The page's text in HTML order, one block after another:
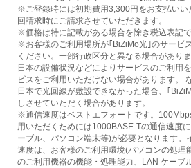
※ご登録時には初期費用3,300円をお支払いい
回請求時にご請求させていただきます。
※価格は特に記載がある場合を除き税込表記で
※お客様のご利用場所が｢BiZiMo光｣のサービ
ください。一部行政区分と異なる場合があり
日本の設備状況などによりサービスのご利用
ビスをご利用いただけない場合があります。
日本で光回線が敷設できなかった場合、｢
しさせていただく場合があります。
※通信速度はベストエフォートです。
用いただくためには1000BASE-Tの通信速度
ーブル、パソコン端末等)が必要となります。
速度は、お客様のご利用環境(パソコンの処理
のご利用機器の機能・処理能力、LAN ケーブ